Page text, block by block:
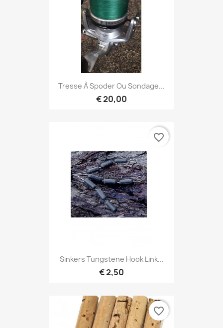
Tresse À Spoder Ou Sondage...
€ 20,00
Sinkers Tungstene Hook Link...
€ 2,50
favorite_border
favorite_border